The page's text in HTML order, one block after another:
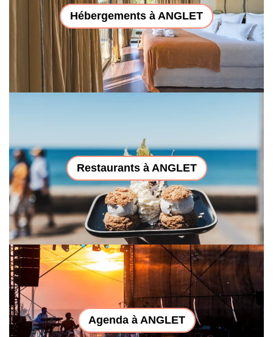
Hébergements à ANGLET
Restaurants à ANGLET
Agenda à ANGLET